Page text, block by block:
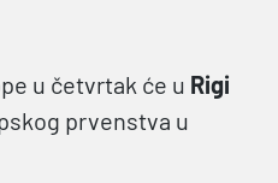
u četvrtak će u Rigi
prvenstva u